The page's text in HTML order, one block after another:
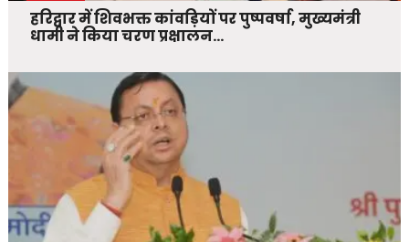
हरिद्वार में शिवभक्त कांवड़ियों पर पुष्पवर्षा, मुख्यमंत्री
धामी ने किया चरण प्रक्षालन…